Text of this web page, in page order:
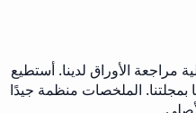
مراجعة الأوراق لدينا. أستطيع
بمجلتنا. الملخصات منظمة جيدًا